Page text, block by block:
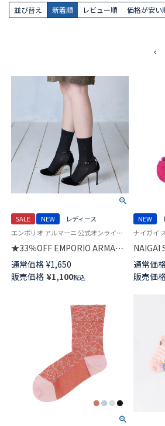
並び替え 新着順 レビュー順 価格が安い
SALE NEW
レディース
エンポリオ アルマーニ 公式オンラインショップ 婦人 靴下
★33％OFF EMPORIO ARMANI
ラメ リブ クルー丈 ソックス レ
ディース 日本製 03447100
通常価格 ¥1,650
販売価格 ¥1,100税込
NEW
ナイガイ
NAIGAI
ク シア
ソック
通常価
販売価